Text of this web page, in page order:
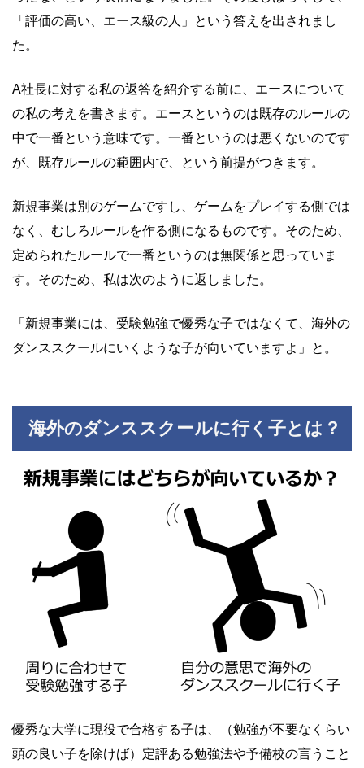
「評価の高い、エース級の人」という答えを出されまし
た。
A社長に対する私の返答を紹介する前に、エースについて
の私の考えを書きます。エースというのは既存のルールの
中で一番という意味です。一番というのは悪くないのです
が、既存ルールの範囲内で、という前提がつきます。
新規事業は別のゲームですし、ゲームをプレイする側では
なく、むしろルールを作る側になるものです。そのため、
定められたルールで一番というのは無関係と思っていま
す。そのため、私は次のように返しました。
「新規事業には、受験勉強で優秀な子ではなくて、海外の
ダンススクールにいくような子が向いていますよ」と。
海外のダンススクールに行く子とは？
優秀な大学に現役で合格する子は、（勉強が不要なくらい
頭の良い子を除けば）定評ある勉強法や予備校の言うこと